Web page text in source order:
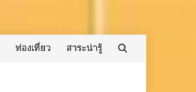
ท่องเที่ยว สาระน่ารู้